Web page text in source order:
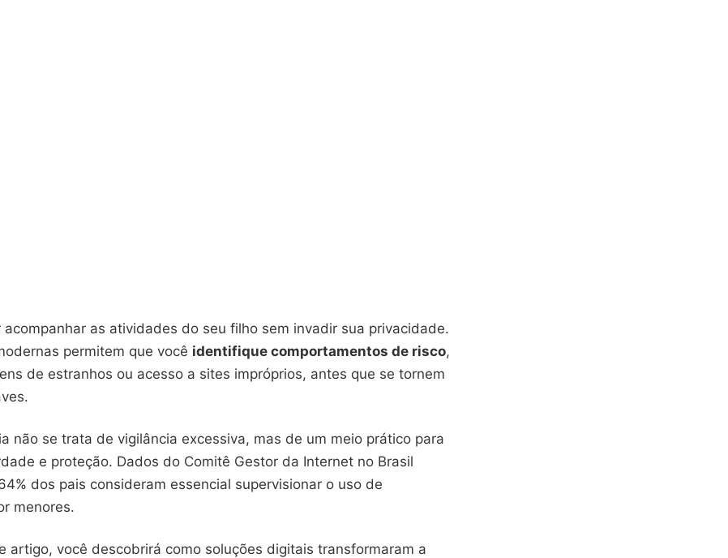
acompanhar as atividades do seu filho sem invadir sua privacidade.
permitem que você identifique comportamentos de risco,
de estranhos ou acesso a sites impróprios, antes que se tornem
não se trata de vigilância excessiva, mas de um meio prático para
e proteção. Dados do Comitê Gestor da Internet no Brasil
dos pais consideram essencial supervisionar o uso de
menores.
artigo, você descobrirá como soluções digitais transformaram a